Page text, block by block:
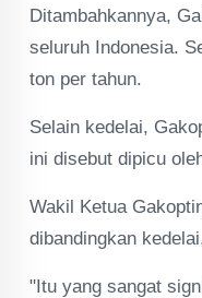
Ditambahkannya,
seluruh Indonesia.
ton per tahun.
Selain kedelai,
ini disebut dipicu
Wakil Ketua
dibandingkan
"Itu yang sangat